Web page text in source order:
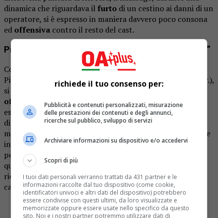
dinamica che riguardava il furto di un cestino ai danni di un
operatore, si è espresso in maniera davvero poco consona
ed offensiva contro il resto del cast.
Pietro accusa il gruppo: “Siete dei morti di fama”
Come i telespettatori avranno avuto modo di vedere,
Pietro, ieri sera (e non era la prima volta che lo faceva ndr.),
si è rivolto al resto del gruppo in modo
saccente e
offensivo
, accusando i suoi compagni di avventura di
essere dei
‘morti di fame e di fama’e di non avere voglia
di essere accostato a persone fin troppo distanti dal suo
modo di essere, senza che Vladimir prendesse la situazione
in mano bacchettandolo per i toni fuori luogo. Ci ha
pensato, per fortuna,
questa edizione, arimettere le cose al giusto posto
ricordando al naufrago che tanto lui, quanto il resto del
cast, siano lì per soldi.
SONIA SBOTTA CONTRO PIETRO 🔥#isola
richiede il tuo consenso per:
Pubblicità e contenuti personalizzati, misurazione
delle prestazioni dei contenuti e degli annunci,
ricerche sul pubblico, sviluppo di servizi
Archiviare informazioni su dispositivo e/o accedervi
Scopri di più
I tuoi dati personali verranno trattati da 431 partner e le
informazioni raccolte dal tuo dispositivo (come cookie,
identificatori univoci e altri dati del dispositivo) potrebbero
essere condivise con questi ultimi, da loro visualizzate e
memorizzate oppure essere usate nello specifico da questo
sito. Noi e i nostri partner potremmo utilizzare dati di